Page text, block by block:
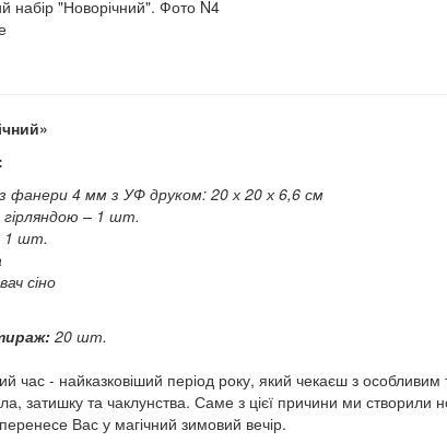
фанери 4 мм з УФ друком: 20 х 20 х 6,6 см
– 1 шт.
1 шт.
сіно
20 шт.
час - найказковіший період року, який чекаєш з
затишку та чаклунства. Саме з цієї причини ми створили
Вас у магічний зимовий вечір.